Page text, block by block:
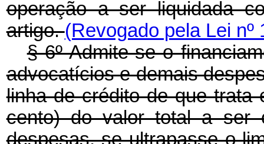
operação a ser liquidada
artigo.(Revogado pela Lei nº
§ 6º Admite-se o
advocatícios e demais
linha de crédito de que trata
cento) do valor total a ser
despesas, se ultrapasse o